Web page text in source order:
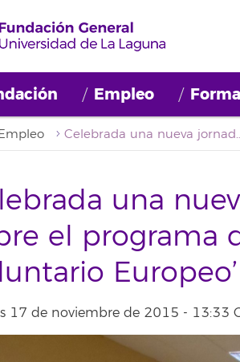
Empleo
Celebrada una nueva jornada
una
el programa
Europeo’
17 de noviembre de 2015 - 13:33